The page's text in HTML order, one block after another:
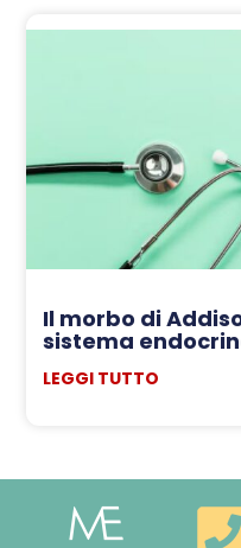
Il morbo di
sistema
LEGGI TUTTO